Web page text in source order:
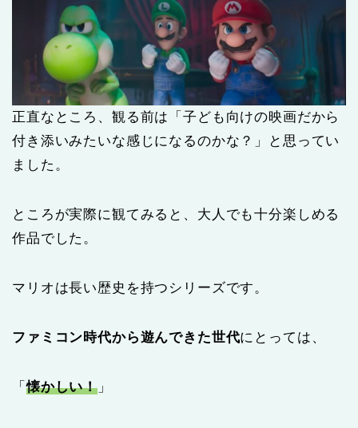
正直なところ、観る前は「子ども向けの映画だから
付き添いみたいな感じになるのかな？」と思ってい
ました。
ところが実際に観てみると、大人でも十分楽しめる
作品でした。
マリオは長い歴史を持つシリーズです。
ファミコン時代から遊んできた世代にとっては、
「懐かしい！ 」